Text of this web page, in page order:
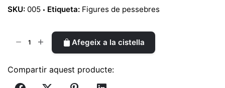
SKU: 005 Etiqueta: Figures de pessebres
dóna
Afegeix a la cistella
Compartir aquest producte: